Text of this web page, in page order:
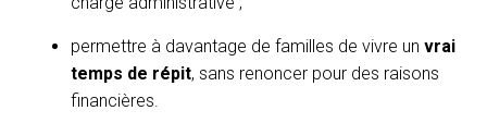
permettre à davantage de familles de vivre un vrai
temps de répit, sans renoncer pour des raisons
financières.